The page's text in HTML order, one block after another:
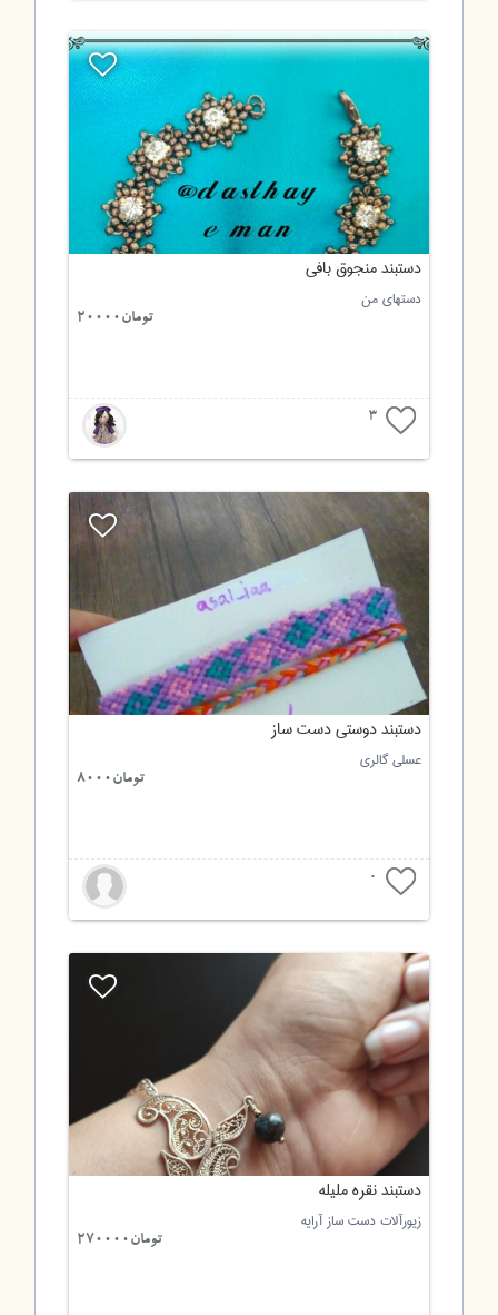
دستبند منجوق بافی
دستهای من
تومان20000
3
دستبند دوستی دست ساز
عسلی گالری
تومان8000
0
دستبند نقره ملیله
زیورآلات دست ساز آرایه
تومان270000